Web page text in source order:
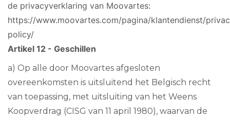
de privacyverklaring van Moovartes:
https://www.moovartes.com/pagina/klantendienst/
policy/
Artikel 12 - Geschillen
a) Op alle door Moovartes afgesloten
overeenkomsten is uitsluitend het Belgisch recht
van toepassing, met uitsluiting van het Weens
Koopverdrag (CISG van 11 april 1980), waarvan de